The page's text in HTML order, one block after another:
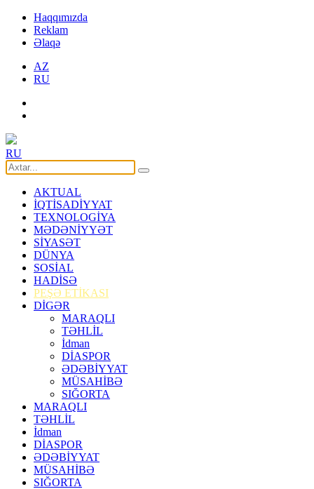
Haqqımızda
Reklam
Əlaqə
AZ
RU
RU
AKTUAL
İQTİSADİYYAT
TEXNOLOGİYA
MƏDƏNİYYƏT
SİYASƏT
DÜNYA
SOSİAL
HADİSƏ
PEŞƏ ETİKASI
DİGƏR
MARAQLI
TƏHLİL
İdman
DİASPOR
ƏDƏBİYYAT
MÜSAHİBƏ
SIĞORTA
MARAQLI
TƏHLİL
İdman
DİASPOR
ƏDƏBİYYAT
MÜSAHİBƏ
SIĞORTA